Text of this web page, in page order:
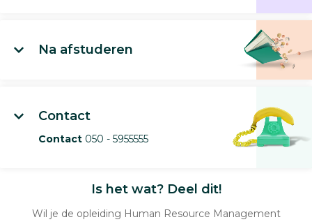
Na afstuderen
Contact
Contact 050 - 5955555
Is het wat? Deel dit!
Wil je de opleiding Human Resource Management